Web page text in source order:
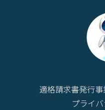
適格請求書発行
プライ